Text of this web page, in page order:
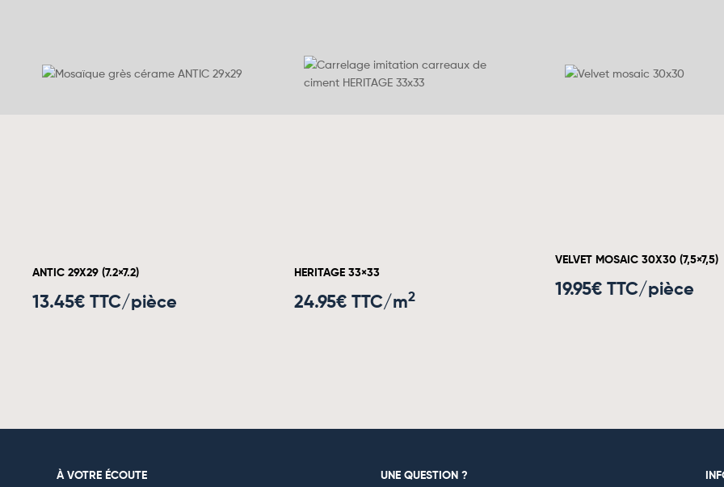
ANTIC 29X29 (7.2×7.2)
13.45€ TTC/pièce
HERITAGE 33×33
24.95€ TTC/m2
VELVET MOSAIC 30X30 (7,5×7,5)
19.95€ TTC/pièce
À VOTRE ÉCOUTE UNE QUESTION ?